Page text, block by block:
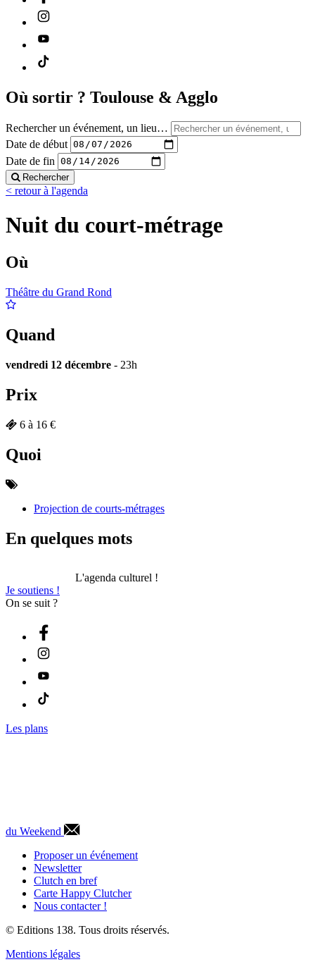
Où sortir ? Toulouse & Agglo
Rechercher un événement, un lieu…
Date de début
Date de fin
Rechercher
< retour à l'agenda
Nuit du court-métrage
Où
Théâtre du Grand Rond
Quand
vendredi 12 décembre - 23h
Prix
6 à 16 €
Quoi
Projection de courts-métrages
En quelques mots
L'agenda culturel !
Je soutiens !
On se suit ?
Les plans
du Weekend
Proposer un événement
Newsletter
Clutch en bref
Carte Happy Clutcher
Nous contacter !
© Editions 138. Tous droits réservés.
Mentions légales